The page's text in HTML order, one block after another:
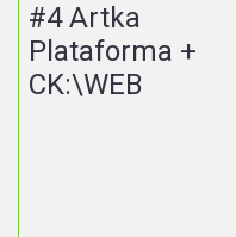
#4 Artka
Plataforma +
CK:\WEB